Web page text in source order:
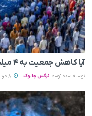
آیا کاهش جمعیت به ۴ میلیارد نفر آینده بشر را تضمین می‌ کند؟
نوشته شده توسط نرگس چالوک